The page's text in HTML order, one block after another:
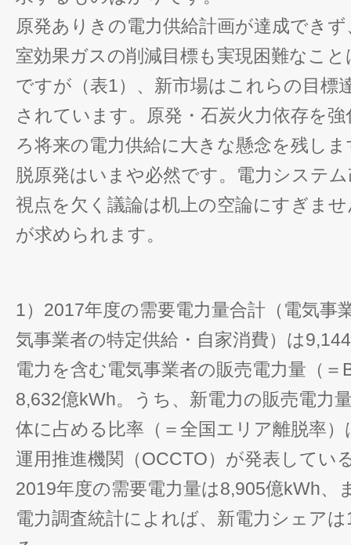
原発ありきの電力供給計画が達成でき
室効果ガスの削減目標も実現困難なこ
ですが（表1）、新市場はこれらの目標
されています。原発・石炭火力依存を
ろ将来の電力供給に大きな懸念を残しま
脱原発はいまや必然です。電力システ
視点を欠く議論は机上の空論にすぎま
が求められます。
1）2017年度の需要電力量合計（電気事
気事業者の特定供給・自家消費）は
電力を含む電気事業者の販売電力量（＝
8,632億kWh。うち、新電力の販売電力
体に占める比率（＝全国エリア離脱率
運用推進機関（OCCTO）が発表してい
2019年度の需要電力量は8,905億kWh、
電力調査統計によれば、新電力シェア